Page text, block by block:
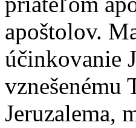
apoštolov.
účinkovanie
vznešenému
Jeruzalema,